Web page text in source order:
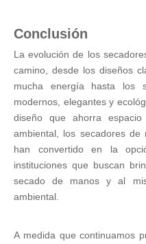
Conclusión
La evolución de los
camino, desde los diseños
mucha energía hasta los
modernos, elegantes y
diseño que ahorra
ambiental, los secadores
han convertido en la
instituciones que buscan
secado de manos y al
ambiental.
A medida que continuamos